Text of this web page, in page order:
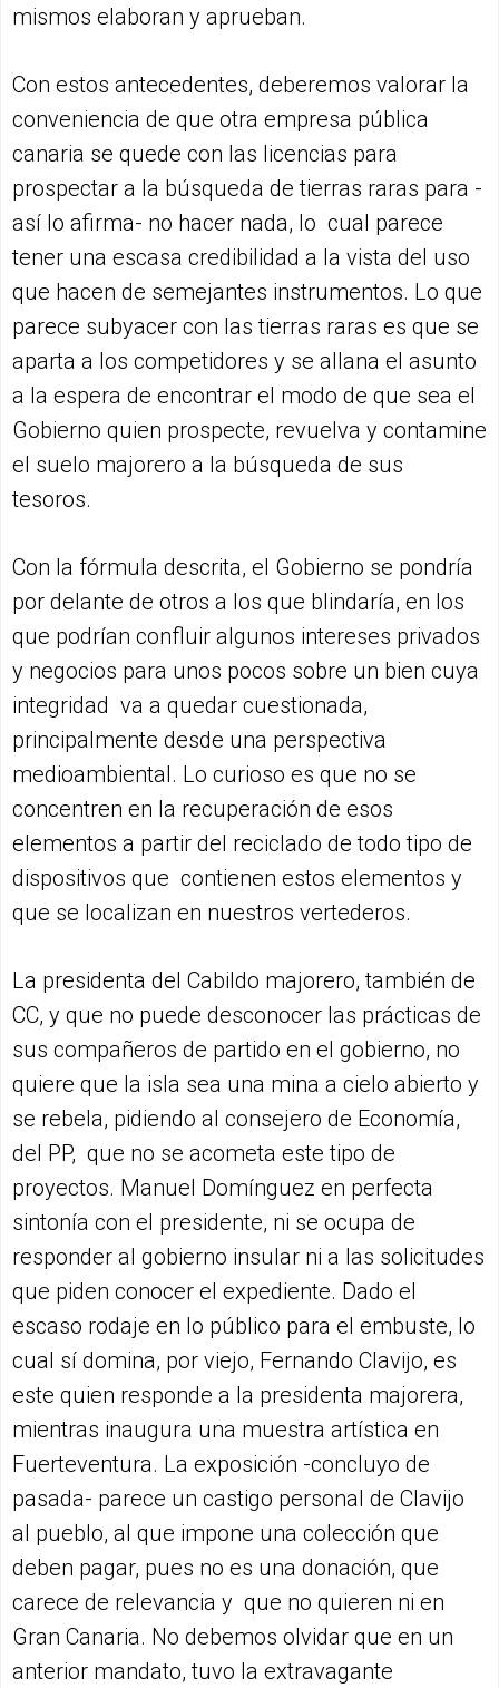
mismos elaboran y aprueban.
Con estos antecedentes, deberemos valorar la
conveniencia de que otra empresa pública
canaria se quede con las licencias para
prospectar a la búsqueda de tierras raras para -
así lo afirma- no hacer nada, lo cual parece
tener una escasa credibilidad a la vista del uso
que hacen de semejantes instrumentos. Lo que
parece subyacer con las tierras raras es que se
aparta a los competidores y se allana el asunto
a la espera de encontrar el modo de que sea el
Gobierno quien prospecte, revuelva y contamine
el suelo majorero a la búsqueda de sus
tesoros.
Con la fórmula descrita, el Gobierno se pondría
por delante de otros a los que blindaría, en los
que podrían confluir algunos intereses privados
y negocios para unos pocos sobre un bien cuya
integridad va a quedar cuestionada,
principalmente desde una perspectiva
medioambiental. Lo curioso es que no se
concentren en la recuperación de esos
elementos a partir del reciclado de todo tipo de
dispositivos que contienen estos elementos y
que se localizan en nuestros vertederos.
La presidenta del Cabildo majorero, también de
CC, y que no puede desconocer las prácticas de
sus compañeros de partido en el gobierno, no
quiere que la isla sea una mina a cielo abierto y
se rebela, pidiendo al consejero de Economía,
del PP, que no se acometa este tipo de
proyectos. Manuel Domínguez en perfecta
sintonía con el presidente, ni se ocupa de
responder al gobierno insular ni a las solicitudes
que piden conocer el expediente. Dado el
escaso rodaje en lo público para el embuste, lo
cual sí domina, por viejo, Fernando Clavijo, es
este quien responde a la presidenta majorera,
mientras inaugura una muestra artística en
Fuerteventura. La exposición -concluyo de
pasada- parece un castigo personal de Clavijo
al pueblo, al que impone una colección que
deben pagar, pues no es una donación, que
carece de relevancia y que no quieren ni en
Gran Canaria. No debemos olvidar que en un
anterior mandato, tuvo la extravagante